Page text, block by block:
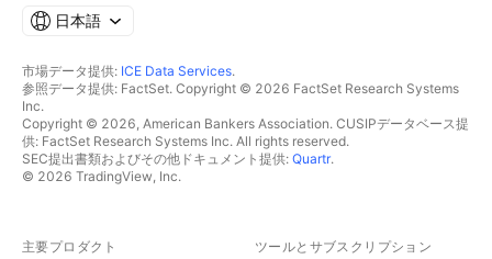
日本語
市場データ提供: ICE Data Services.
参照データ提供: FactSet. Copyright © 2026 FactSet Research Systems
Inc.
Copyright © 2026, American Bankers Association. CUSIPデータベース提
供: FactSet Research Systems Inc. All rights reserved.
SEC提出書類およびその他ドキュメント提供: Quartr.
© 2026 TradingView, Inc.
主要プロダクト ツールとサブスクリプション